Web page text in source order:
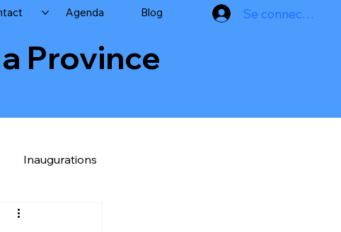
Se connecter
Agenda Blog
Province
Inaugurations